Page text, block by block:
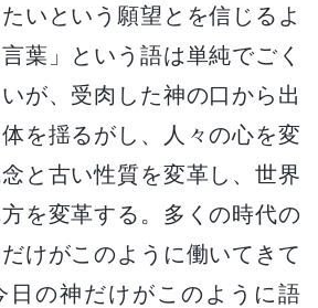
いという願望とを信じるよ
葉」という語は単純でごく
が、受肉した神の口から出
を揺るがし、人々の心を変
と古い性質を変革し、世界
を変革する。多くの時代の
けがこのように働いてきて
日の神だけがこのように語